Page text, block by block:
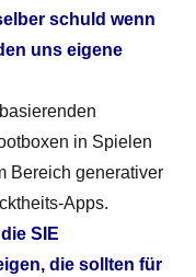
schuld wenn
uns eigene
in Spielen
Bereich generativer
Apps.
SIE
die sollten für